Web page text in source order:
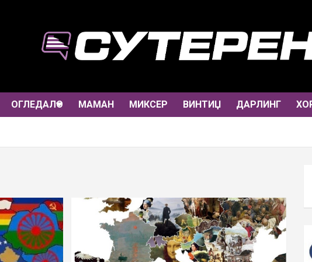
ОГЛЕДАЛО МАМАН МИКСЕР ВИНТИЏ ДАРЛИНГ